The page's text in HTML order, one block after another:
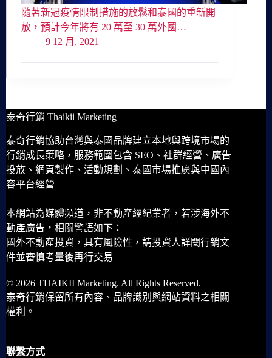
隨著新冠疫情限制措施的放鬆和泰國的重新開
放，預計今年將有 20 萬至 30 萬外國…
9 12 月, 2021
泰奇行銷 Thaikii Marketing
泰奇行銷協助台灣與泰國品牌建立本地與跨境市場的
行銷成長策略，服務範圍包含 SEO、社群經營、廣告
投放、網頁製作、活動規劃、泰國市場推廣與中國內
容平台經營
本網站為媒體頻道，非不動產經紀業者，若涉海外不
動產廣告，相關警語如下：
國外不動產投資，具有風險性，請投資人詳閱行銷文
件並審慎考量後再行交易
© 2026 THAIKII Marketing. All Rights Reserved.
泰奇行銷保留所有內容、品牌識別與網站資料之相關
權利。
聯繫方式